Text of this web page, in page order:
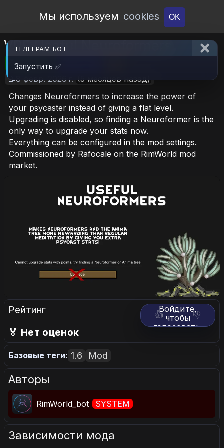
Open Workshop
Мы используем cookies OK
VPE Useful Neuroformers
🎮RimWorld 📦315.1 KB
📝8 февр. 2026 г. (5 месяцев назад)
Changes Neuroformers to increase the power of
your psycaster instead of giving a flat level.
Upgrading is disabled, so finding a Neuroformer is the
only way to upgrade your stats now.
Everything can be configured in the mod settings.
Commissioned by Rafocale on the RimWorld mod
market.
Рейтинг 👍 👎
Войдите,
чтобы
голосовать.
🏅 Нет оценок
Базовые теги: 1.6 Mod
Авторы
RimWorld_bot SYSTEM
Зависимости мода
ТЕЛЕГРАМ БОТ
Запустить ✅